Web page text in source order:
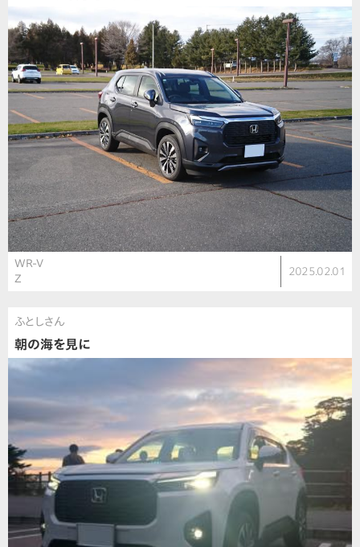
WR-V
Z
2025.02.01
ふとしさん
朝の海を見に